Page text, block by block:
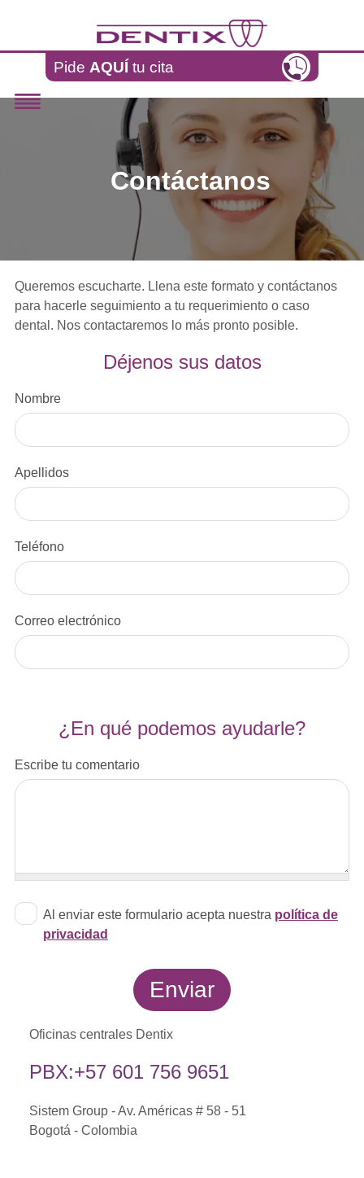
Pide AQUÍ tu cita
Contáctanos
Queremos escucharte. Llena este formato y contáctanos
para hacerle seguimiento a tu requerimiento o caso
dental. Nos contactaremos lo más pronto posible.
Déjenos sus datos
Nombre
Apellidos
Teléfono
Correo electrónico
¿En qué podemos ayudarle?
Escribe tu comentario
Al enviar este formulario acepta nuestra política de
privacidad
Oficinas centrales Dentix
PBX:+57 601 756 9651
Sistem Group - Av. Américas # 58 - 51
Bogotá - Colombia